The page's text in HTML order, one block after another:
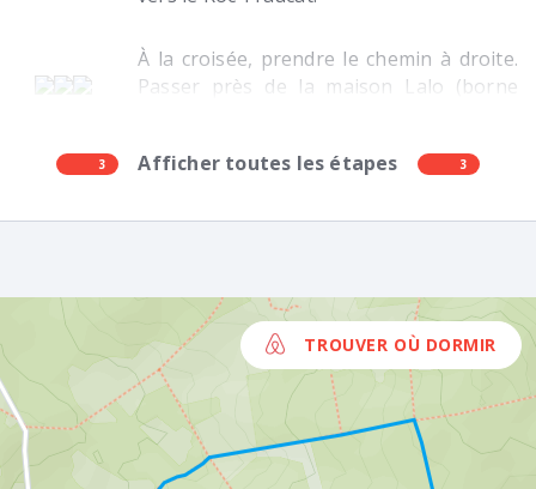
3 Afficher toutes les étapes 3
À la croisée, prendre le chemin à droite.
Passer près de la maison Lalo (borne
TROUVER OÙ DORMIR